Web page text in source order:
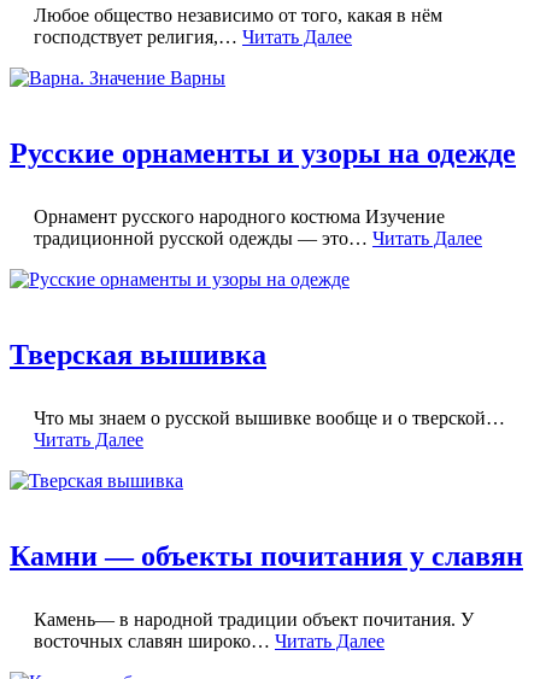
Любое общество независимо от того, какая в нём
господствует религия,… Читать Далее
Русские орнаменты и узоры на одежде
Орнамент русского народного костюма Изучение
традиционной русской одежды — это… Читать Далее
Тверская вышивка
Что мы знаем о русской вышивке вообще и о тверской…
Читать Далее
Камни — объекты почитания у славян
Камень— в народной традиции объект почитания. У
восточных славян широко… Читать Далее